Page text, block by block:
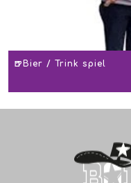
🍺Bier / Trink spiel